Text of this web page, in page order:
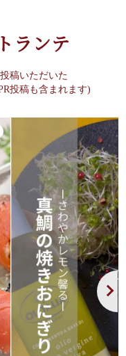
ランテ
稿いただいた
投稿も含まれます)